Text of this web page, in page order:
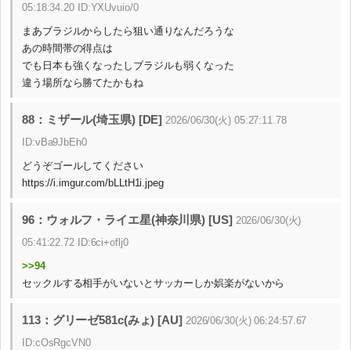
05:18:34.20 ID:YXUvuio/0
まあブラジルからしたら狙い通りなんだろうな
あの時間帯の得点は
でも日本も強くなったしブラジルも弱くなった
違う場所なら勝てたかもね
88：ミザール(埼玉県) [DE] 2026/06/30(火) 05:27:11.78
ID:vBa9JbEh0
どうぞゴールしてください
https://i.imgur.com/bLLtH1i.jpeg
96：ウォルフ・ライエ星(神奈川県) [US] 2026/06/30(火)
05:41:22.72 ID:6ci+oflj0
>>94
セックルする相手がいないとサッカーしか娯楽がないから
113：グリーゼ581c(みょ) [AU] 2026/06/30(火) 06:24:57.67
ID:cOsRgcVN0